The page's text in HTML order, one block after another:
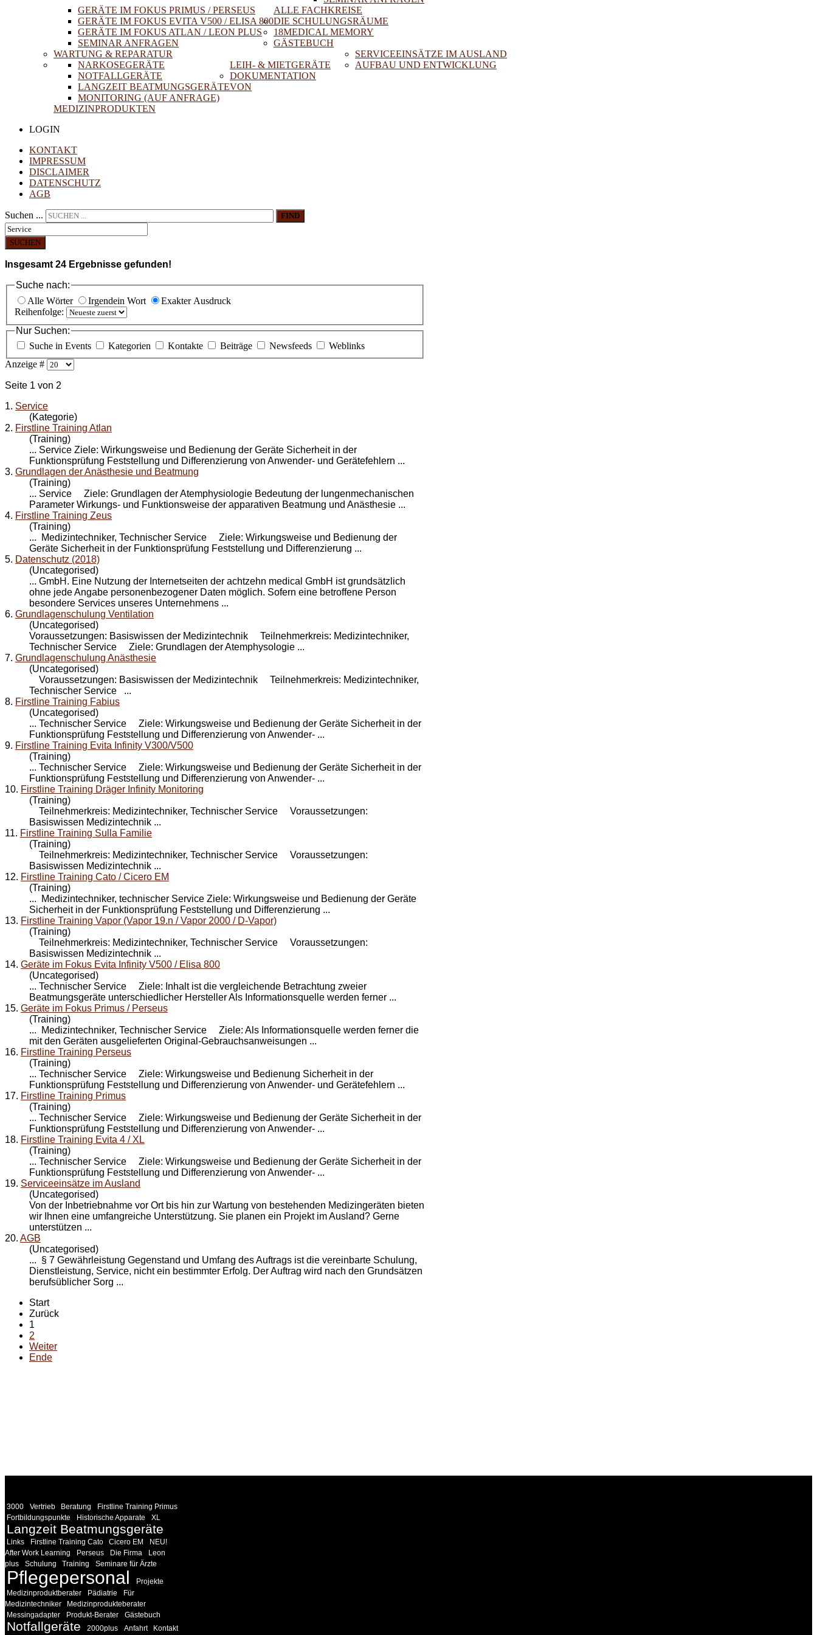
ALLE FACHKREISE
GERÄTE IM FOKUS PRIMUS / PERSEUS
GERÄTE IM FOKUS EVITA V500 / ELISA 800
GERÄTE IM FOKUS ATLAN / LEON PLUS
SEMINAR ANFRAGEN
DIE SCHULUNGSRÄUME
18MEDICAL MEMORY
GÄSTEBUCH
WARTUNG & REPARATUR
LEIH- & MIETGERÄTE
NARKOSEGERÄTE
NOTFALLGERÄTE
LANGZEIT BEATMUNGSGERÄTE
MONITORING (AUF ANFRAGE)
DOKUMENTATION
VON
MEDIZINPRODUKTEN
SERVICEEINSÄTZE IM AUSLAND
AUFBAU UND ENTWICKLUNG
LOGIN
KONTAKT
IMPRESSUM
DISCLAIMER
DATENSCHUTZ
AGB
Suchen ... FIND
SUCHEN
Insgesamt 24 Ergebnisse gefunden!
Suche nach:
Alle Wörter
Irgendein Wort
Exakter Ausdruck
Reihenfolge:
Nur Suchen:
Suche in Events
Kategorien Kontakte Beiträge Newsfeeds
Weblinks
Anzeige #
Seite 1 von 2
1. Service
(Kategorie)
2. Firstline Training Atlan
(Training)
... Service Ziele: Wirkungsweise und Bedienung der Geräte Sicherheit in der
Funktionsprüfung Feststellung und Differenzierung von Anwender- und Gerätefehlern ...
3. Grundlagen der Anästhesie und Beatmung
(Training)
... Service Ziele: Grundlagen der Atemphysiologie Bedeutung der lungenmechanischen
Parameter Wirkungs- und Funktionsweise der apparativen Beatmung und Anästhesie ...
4. Firstline Training Zeus
(Training)
... Medizintechniker, Technischer Service Ziele: Wirkungsweise und Bedienung der
Geräte Sicherheit in der Funktionsprüfung Feststellung und Differenzierung ...
5. Datenschutz (2018)
(Uncategorised)
... GmbH. Eine Nutzung der Internetseiten der achtzehn medical GmbH ist grundsätzlich
ohne jede Angabe personenbezogener Daten möglich. Sofern eine betroffene Person
besondere Services unseres Unternehmens ...
6. Grundlagenschulung Ventilation
(Uncategorised)
Voraussetzungen: Basiswissen der Medizintechnik Teilnehmerkreis: Medizintechniker,
Technischer Service Ziele: Grundlagen der Atemphysologie ...
7. Grundlagenschulung Anästhesie
(Uncategorised)
Voraussetzungen: Basiswissen der Medizintechnik Teilnehmerkreis: Medizintechniker,
Technischer Service ...
8. Firstline Training Fabius
(Uncategorised)
... Technischer Service Ziele: Wirkungsweise und Bedienung der Geräte Sicherheit in der
Funktionsprüfung Feststellung und Differenzierung von Anwender- ...
9. Firstline Training Evita Infinity V300/V500
(Training)
... Technischer Service Ziele: Wirkungsweise und Bedienung der Geräte Sicherheit in der
Funktionsprüfung Feststellung und Differenzierung von Anwender- ...
10. Firstline Training Dräger Infinity Monitoring
(Training)
Teilnehmerkreis: Medizintechniker, Technischer Service Voraussetzungen:
Basiswissen Medizintechnik ...
11. Firstline Training Sulla Familie
(Training)
Teilnehmerkreis: Medizintechniker, Technischer Service Voraussetzungen:
Basiswissen Medizintechnik ...
12. Firstline Training Cato / Cicero EM
(Training)
... Medizintechniker, technischer Service Ziele: Wirkungsweise und Bedienung der Geräte
Sicherheit in der Funktionsprüfung Feststellung und Differenzierung ...
13. Firstline Training Vapor (Vapor 19.n / Vapor 2000 / D-Vapor)
(Training)
Teilnehmerkreis: Medizintechniker, Technischer Service Voraussetzungen:
Basiswissen Medizintechnik ...
14. Geräte im Fokus Evita Infinity V500 / Elisa 800
(Uncategorised)
... Technischer Service Ziele: Inhalt ist die vergleichende Betrachtung zweier
Beatmungsgeräte unterschiedlicher Hersteller Als Informationsquelle werden ferner ...
15. Geräte im Fokus Primus / Perseus
(Training)
... Medizintechniker, Technischer Service Ziele: Als Informationsquelle werden ferner die
mit den Geräten ausgelieferten Original-Gebrauchsanweisungen ...
16. Firstline Training Perseus
(Training)
... Technischer Service Ziele: Wirkungsweise und Bedienung Sicherheit in der
Funktionsprüfung Feststellung und Differenzierung von Anwender- und Gerätefehlern ...
17. Firstline Training Primus
(Training)
... Technischer Service Ziele: Wirkungsweise und Bedienung der Geräte Sicherheit in der
Funktionsprüfung Feststellung und Differenzierung von Anwender- ...
18. Firstline Training Evita 4 / XL
(Training)
... Technischer Service Ziele: Wirkungsweise und Bedienung der Geräte Sicherheit in der
Funktionsprüfung Feststellung und Differenzierung von Anwender- ...
19. Serviceeinsätze im Ausland
(Uncategorised)
Von der Inbetriebnahme vor Ort bis hin zur Wartung von bestehenden Medizingeräten bieten
wir Ihnen eine umfangreiche Unterstützung. Sie planen ein Projekt im Ausland? Gerne
unterstützen ...
20. AGB
(Uncategorised)
... § 7 Gewährleistung Gegenstand und Umfang des Auftrags ist die vereinbarte Schulung,
Dienstleistung, Service, nicht ein bestimmter Erfolg. Der Auftrag wird nach den Grundsätzen
berufsüblicher Sorg ...
Start
Zurück
1
2
Weiter
Ende
3000 Vertrieb Beratung
Firstline Training Primus
Fortbildungspunkte
Historische Apparate XL
Langzeit Beatmungsgeräte
Links Firstline Training Cato Cicero EM
NEU!
After Work Learning
Perseus Die Firma
Leon
plus
Schulung Training Seminare für Ärzte
Pflegepersonal
Projekte
Medizinproduktberater
Pädiatrie
Für
Medizintechniker
Medizinprodukteberater
Messingadapter
Produkt-Berater Gästebuch
Notfallgeräte 2000plus Anfahrt
Kontakt